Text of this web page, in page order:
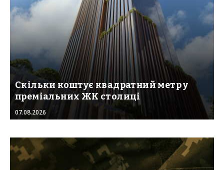
Скільки коштує квадратний метр у
преміальних ЖК столиці
07.08.2026